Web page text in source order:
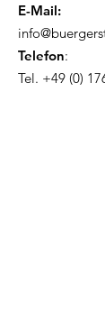
E-Mail:
Telefon:
Tel. +49 (0)